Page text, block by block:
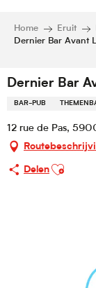
Home Eruit
Dernier Bar Avant
Dernier Bar
BAR-PUB
12 rue de Pas,
Delen
Ajouter